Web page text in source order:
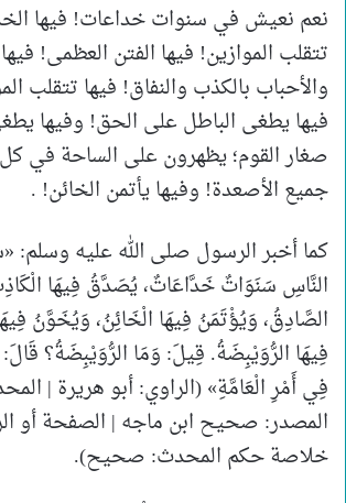
نعم نعيش في سنوات خداعات! فيها
تتقلب الموازين! فيها الفتن العظمى!
والأحباب بالكذب والنفاق! فيها تتقلب
فيها يطغى الباطل على الحق! وفيها
صغار القوم؛ يظهرون على الساحة في
جميع الأصعدة! وفيها يأتمن الخائن! .
كما أخبر الرسول صلى الله عليه وسلم:
النَّاسِ سَنَوَاتٌ خَدَّاعَاتٌ، يُصَدَّقُ فِيهَا
الصَّادِقُ، وَيُؤْتَمَنُ فِيهَا الْخَائِنُ، وَيُخَوَّنُ
فِيهَا الرُّوَيْبِضَةُ. قِيلَ: وَمَا الرُّوَيْبِضَةُ؟ قَالَ:
فِي أَمْرِ الْعَامَّةِ» (الراوي: أبو هريرة |
خلاصة حكم المحدث: صحيح).